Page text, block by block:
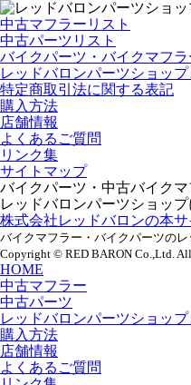
中古マフラーリスト
中古パーツリスト
バイクパーツ・バイクマフ
レッドバロンパーツショップ
特定商取引法に関する表記
購入方法
店舗情報
よくあるご質問
リンク集
サイトマップ
バイクパーツ・中古バイクマ
レッドバロンパーツショッ
株式会社レッドバロンの本
バイクマフラー・バイクパーツの
Copyright © RED BARON Co.,Ltd.
HOME
中古マフラー
中古パーツ
レッドバロンパーツショップ
購入方法
店舗情報
よくあるご質問